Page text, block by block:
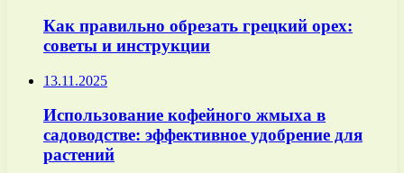
Как правильно обрезать грецкий орех:
советы и инструкции
13.11.2025
Использование кофейного жмыха в
садоводстве: эффективное удобрение для
растений